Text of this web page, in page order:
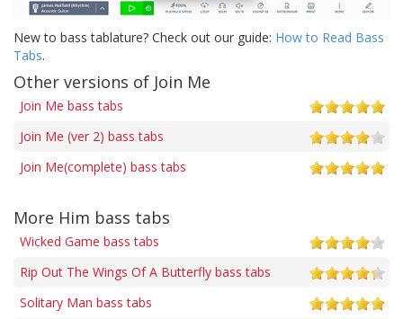
New to bass tablature? Check out our guide: How to Read Bass
Tabs.
Other versions of Join Me
Join Me bass tabs
Join Me (ver 2) bass tabs
Join Me(complete) bass tabs
More Him bass tabs
Wicked Game bass tabs
Rip Out The Wings Of A Butterfly bass tabs
Solitary Man bass tabs